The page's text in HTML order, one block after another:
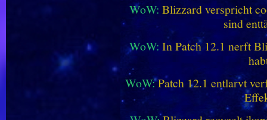
WoW: Blizzard verspricht
sind
WoW: In Patch 12.1 nerft
WoW:Patch 12.1 entlarvt